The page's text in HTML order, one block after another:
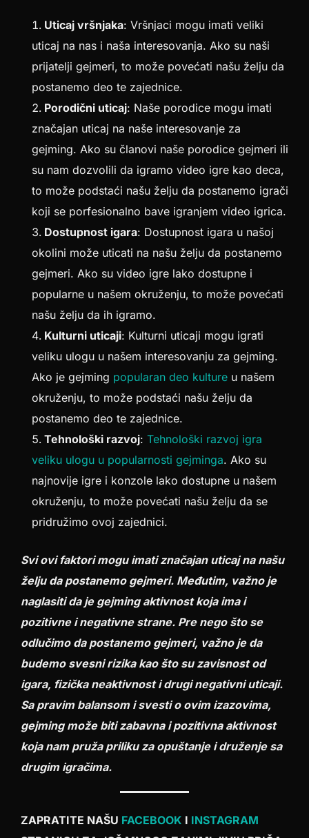
Uticaj vršnjaka: Vršnjaci mogu imati veliki
uticaj na nas i naša interesovanja. Ako su naši
prijatelji gejmeri, to može povećati našu želju da
postanemo deo te zajednice.
Porodični uticaj: Naše porodice mogu imati
značajan uticaj na naše interesovanje za
gejming. Ako su članovi naše porodice gejmeri ili
su nam dozvolili da igramo video igre kao deca,
to može podstaći našu želju da postanemo igrači
koji se porfesionalno bave igranjem video igrica.
Dostupnost igara: Dostupnost igara u našoj
okolini može uticati na našu želju da postanemo
gejmeri. Ako su video igre lako dostupne i
popularne u našem okruženju, to može povećati
našu želju da ih igramo.
Kulturni uticaji: Kulturni uticaji mogu igrati
veliku ulogu u našem interesovanju za gejming.
Ako je gejming popularan deo kulture u našem
okruženju, to može podstaći našu želju da
postanemo deo te zajednice.
Tehnološki razvoj: Tehnološki razvoj igra
veliku ulogu u popularnosti gejminga. Ako su
najnovije igre i konzole lako dostupne u našem
okruženju, to može povećati našu želju da se
pridružimo ovoj zajednici.
Svi ovi faktori mogu imati značajan uticaj na našu
želju da postanemo gejmeri. Međutim, važno je
naglasiti da je gejming aktivnost koja ima i
pozitivne i negativne strane. Pre nego što se
odlučimo da postanemo gejmeri, važno je da
budemo svesni rizika kao što su zavisnost od
igara, fizička neaktivnost i drugi negativni uticaji.
Sa pravim balansom i svesti o ovim izazovima,
gejming može biti zabavna i pozitivna aktivnost
koja nam pruža priliku za opuštanje i druženje sa
drugim igračima.
ZAPRATITE NAŠU FACEBOOK I INSTAGRAM